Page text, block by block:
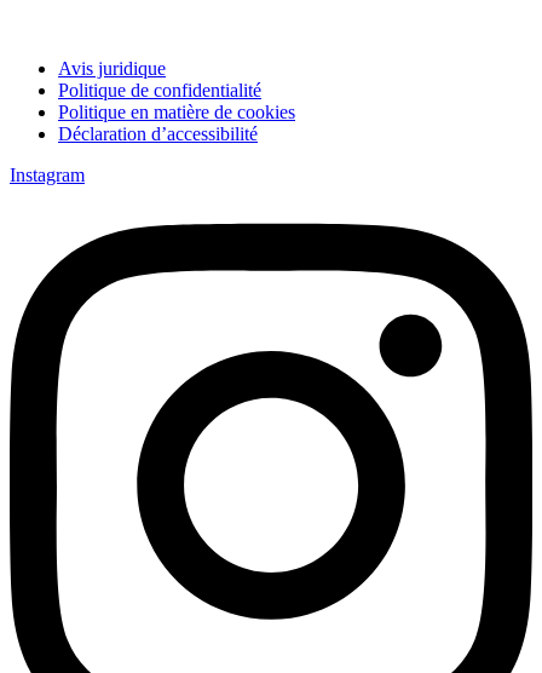
Avis juridique
Politique de confidentialité
Politique en matière de cookies
Déclaration d’accessibilité
Instagram